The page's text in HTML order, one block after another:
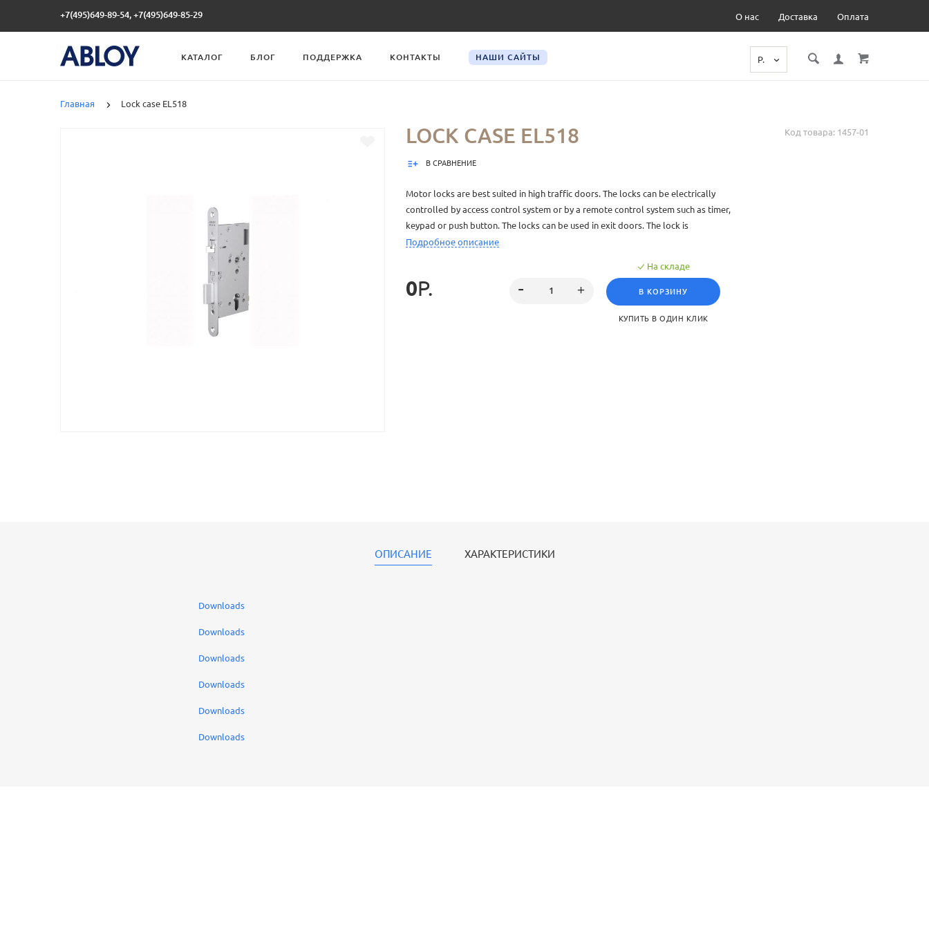
+7(495)649-89-54, +7(495)649-85-29 О нас Доставка Оплата
КАТАЛОГ БЛОГ ПОДДЕРЖКА КОНТАКТЫ НАШИ САЙТЫ Р.
Главная Lock case EL518
Код товара: 1457-01
LOCK CASE EL518
В СРАВНЕНИЕ
Motor locks are best suited in high traffic doors. The locks can be electrically
controlled by access control system or by a remote control system such as timer,
keypad or push button. The locks can be used in exit doors. The lock is
recommended to be used in exterior doors in small properties, shops and
Подробное описание
0 Р.
На складе
В КОРЗИНУ
КУПИТЬ В ОДИН КЛИК
ОПИСАНИЕ ХАРАКТЕРИСТИКИ
Downloads
Downloads
Downloads
Downloads
Downloads
Downloads